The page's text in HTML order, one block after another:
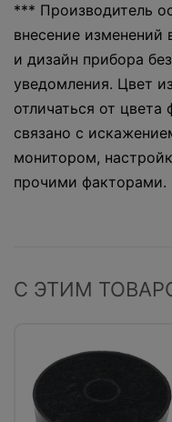
*** Производитель
внесение
и дизайн прибора
уведомления. Цвет
отличаться от цвета
связано с
монитором,
прочими факторами.
С ЭТИМ